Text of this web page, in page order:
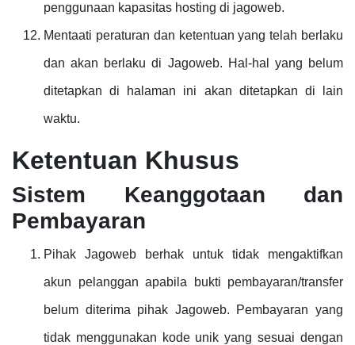
penggunaan kapasitas hosting di jagoweb.
Mentaati peraturan dan ketentuan yang telah berlaku
dan akan berlaku di Jagoweb. Hal-hal yang belum
ditetapkan di halaman ini akan ditetapkan di lain
waktu.
Ketentuan Khusus
Sistem Keanggotaan dan
Pembayaran
Pihak Jagoweb berhak untuk tidak mengaktifkan
akun pelanggan apabila bukti pembayaran/transfer
belum diterima pihak Jagoweb. Pembayaran yang
tidak menggunakan kode unik yang sesuai dengan